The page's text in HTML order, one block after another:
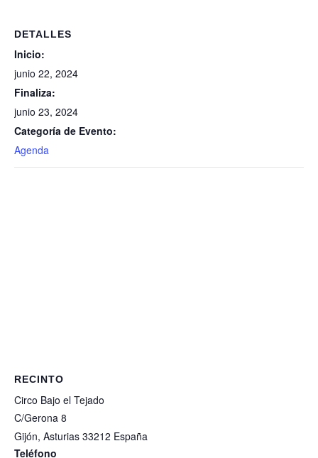
DETALLES
Inicio:
junio 22, 2024
Finaliza:
junio 23, 2024
Categoría de Evento:
Agenda
RECINTO
Circo Bajo el Tejado
C/Gerona 8
Gijón, Asturias 33212 España
Teléfono